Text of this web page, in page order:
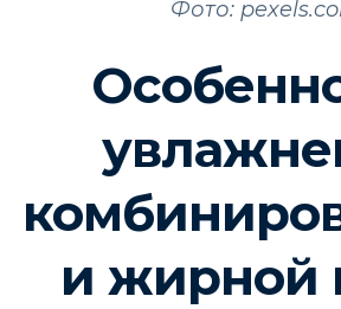
Фото:
и жирной